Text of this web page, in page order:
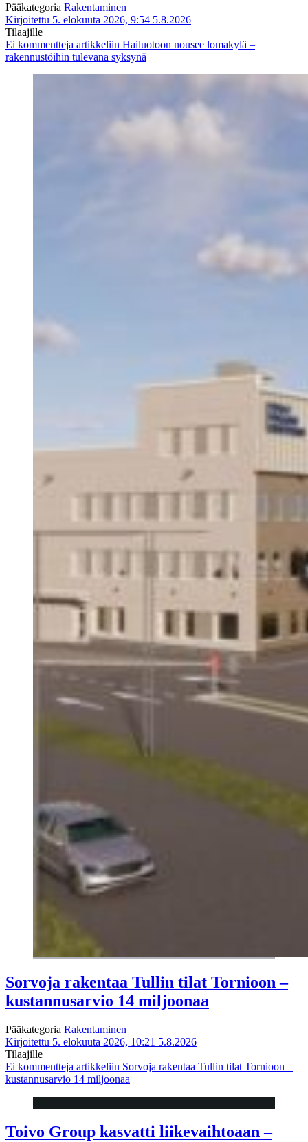
Pääkategoria Rakentaminen
Kirjoitettu 5. elokuuta 2026, 9:54 5.8.2026
Tilaajille
Ei kommentteja artikkeliin Hailuotoon nousee lomakylä –
rakennustöihin tulevana syksynä
Sorvoja rakentaa Tullin tilat Tornioon –
kustannusarvio 14 miljoonaa
Pääkategoria Rakentaminen
Kirjoitettu 5. elokuuta 2026, 10:21 5.8.2026
Tilaajille
Ei kommentteja artikkeliin Sorvoja rakentaa Tullin tilat Tornioon –
kustannusarvio 14 miljoonaa
Toivo Group kasvatti liikevaihtoaan –